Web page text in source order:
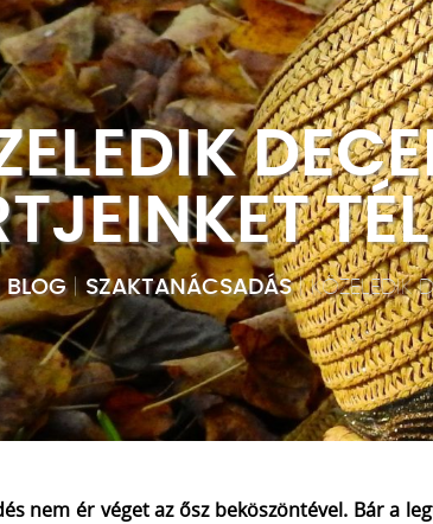
BLOG| SZAKTANÁCSADÁS|KÖZELEDIK
nem ér véget az ősz beköszöntével. Bár a